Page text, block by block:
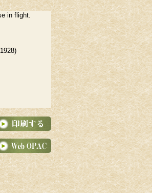
in flight.